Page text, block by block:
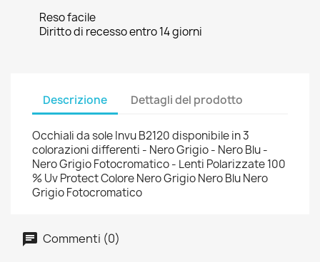
Reso facile
Diritto di recesso entro 14 giorni
Descrizione Dettagli del prodotto
Occhiali da sole Invu B2120 disponibile in 3
colorazioni differenti - Nero Grigio - Nero Blu -
Nero Grigio Fotocromatico - Lenti Polarizzate 100
% Uv Protect Colore Nero Grigio Nero Blu Nero
Grigio Fotocromatico
Commenti (0)